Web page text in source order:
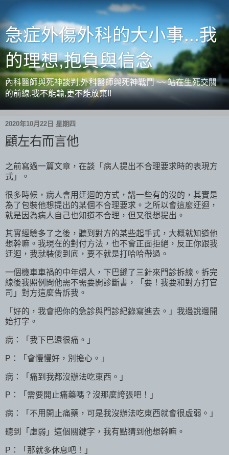
急症外傷外科的大小事...我
的理想,抱負與信念
內科醫師與死神談判,外科醫師與死神戰鬥 ~~ 站在生死交關
的前線,我不能輸,更不能放棄!!
2020年10月22日 星期四
顧左右而言他
之前寫過一篇文章，在談「病人提出不合理要求時的表現方
式」。
很多時候，病人會用迂迴的方式，講一些有的沒的，其實是
為了包裝他想提出的某個不合理要求。之所以會這麼迂迴，
就是因為病人自己也知道不合理，但又很想提出。
其實經驗多了之後，聽到對方的某些起手式，大概就知道他
想幹嘛。我現在的對付方法，也不會正面拒絕，反正你跟我
迂迴，我就裝傻到底，要不就是打哈哈帶過。
一個機車車禍的中年婦人，下巴縫了三針來門診拆線。拆完
線後我照例問他需不需要開診斷書，「要！我要和對方打官
司」對方這麼告訴我。
「好的，我會把你的急診與門診紀錄寫進去。」我邊說邊開
始打字。
病：「我下巴還很痛。」
P：「會慢慢好，別擔心。」
病：「痛到我都沒辦法吃東西。」
P：「需要開止痛藥嗎？沒那麼誇張吧！」
病：「不用開止痛藥，可是我沒辦法吃東西就會很虛弱。」
聽到「虛弱」這個關鍵字，我有點猜到他想幹嘛。
P：「那就多休息吧！」